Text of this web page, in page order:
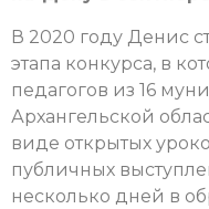
В 2020 году Денис
этапа конкурса, в
педагогов из 16
Архангельской
виде открытых
публичных
несколько дней в